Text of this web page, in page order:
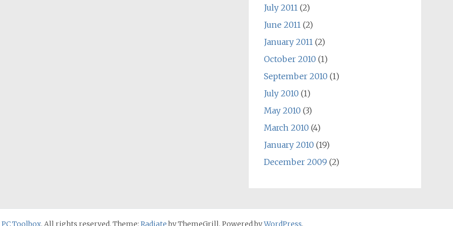
July 2011(2)
June 2011(2)
January 2011(2)
October 2010 (1)
September 2010 (1)
July 2010 (1)
May 2010 (3)
March 2010 (4)
January 2010 (19)
December 2009 (2)
Toolbox. All rights reserved. Theme: Radiateby ThemeGrill. Powered byWordPress.